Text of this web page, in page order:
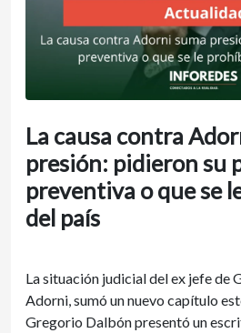
La causa contra
presión: pidieron su
preventiva o que se
del país
La situación judicial del ex jefe de
Adorni, sumó un nuevo capítulo
Gregorio Dalbón presentó un